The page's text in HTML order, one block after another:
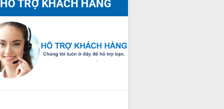
HỖ TRỢ KHÁCH HÀNG